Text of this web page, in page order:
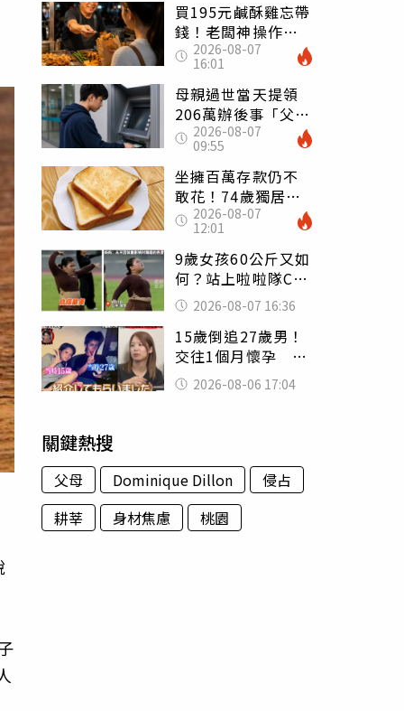
買195元鹹酥雞忘帶
錢！老闆神操作
「倒找5元」 全網
看哭：這就是台灣
2026-08-07
16:01
母親過世當天提領
206萬辦後事「父子
遭判刑」 律師：
搶錢先下手是罪
2026-08-07
09:55
坐擁百萬存款仍不
敢花！74歲獨居翁
「1餐只吃1片吐
司」 半年後暴瘦
嚇壞女兒
2026-08-07
12:01
9歲女孩60公斤又如
何？站上啦啦隊C位
驚艷全場 千萬網
友被圈粉
2026-08-07 16:36
15歲倒追27歲男！
交往1個月懷孕 36
歲當阿嬤故事曝光
2026-08-06 17:04
關鍵熱搜
父母 Dominique Dillon
侵占
耕莘
身材焦慮 桃園